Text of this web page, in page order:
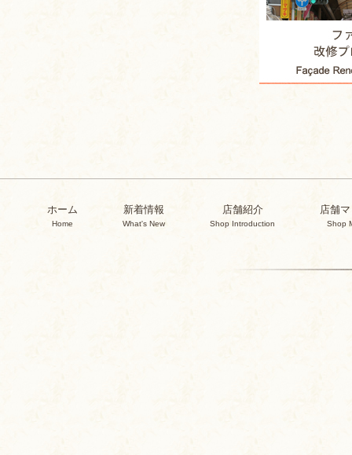
ホーム
Home
新着情報
What's New
店舗紹介
Shop Introduction
店舗
Shop